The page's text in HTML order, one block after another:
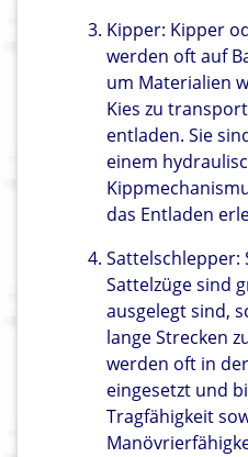
Kipper: Kipper
werden oft auf
um Materialien
Kies zu
entladen. Sie
einem
das Entladen
Sattelschlepper:
Sattelzüge sind
ausgelegt sind,
lange Strecken
werden oft in
eingesetzt und
Tragfähigkeit